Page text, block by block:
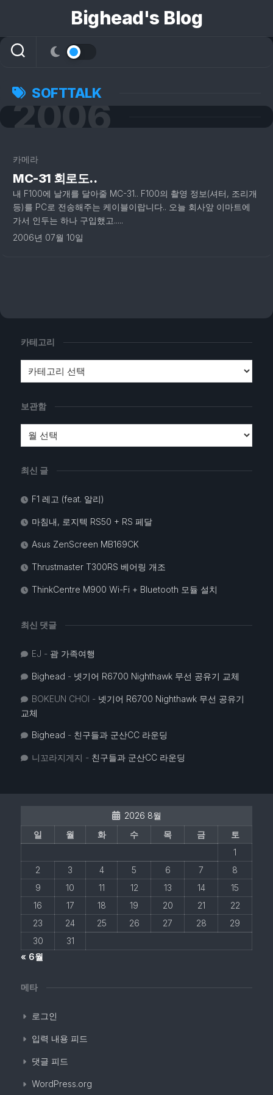
Bighead's Blog
2026 8월
일
월 화 수 목 금
토
1
2
3 4 5 6 7
8
9
10 11 12 13 14
15
16
17 18 19 20 21
22
23
24 25 26 27 28
29
30
31
« 6월
메타
로그인
입력 내용 피드
댓글 피드
WordPress.org
SOFTTALK
2006
카메라
MC-31 회로도..
내 F100에 날개를 달아줄 MC-31.. F100의 촬영 정보(셔터, 조리개
등)를 PC로 전송해주는 케이블이랍니다.. 오늘 회사앞 이마트에
가서 인두는 하나 구입했고.....
2006년 07월 10일
카테고리
보관함
최신 글
F1 레고 (feat. 알리)
마침내, 로지텍 RS50 + RS 페달
Asus ZenScreen MB169CK
Thrustmaster T300RS 베어링 개조
ThinkCentre M900 Wi-Fi + Bluetooth 모듈 설치
최신 댓글
EJ - 괌 가족여행
Bighead - 넷기어 R6700 Nighthawk 무선 공유기 교체
BOKEUN CHOI - 넷기어 R6700 Nighthawk 무선 공유기
교체
Bighead - 친구들과 군산CC 라운딩
니꼬라지게지 - 친구들과 군산CC 라운딩